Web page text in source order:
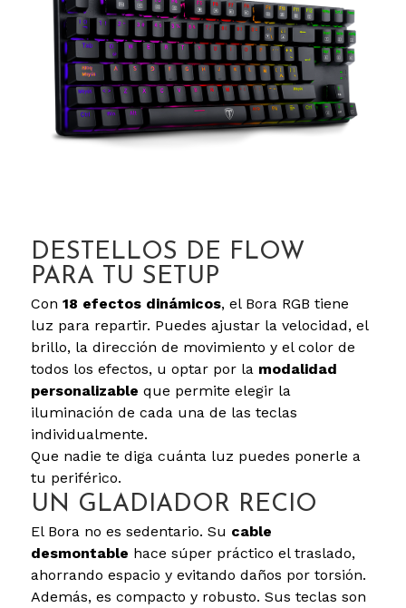
DESTELLOS DE FLOW
PARA TU SETUP
Con 18 efectos dinámicos, el Bora RGB tiene
luz para repartir. Puedes ajustar la velocidad, el
brillo, la dirección de movimiento y el color de
todos los efectos, u optar por la modalidad
personalizable que permite elegir la
iluminación de cada una de las teclas
individualmente.
Que nadie te diga cuánta luz puedes ponerle a
tu periférico.
UN GLADIADOR RECIO
El Bora no es sedentario. Su cable
desmontable hace súper práctico el traslado,
ahorrando espacio y evitando daños por torsión.
Además, es compacto y robusto. Sus teclas son